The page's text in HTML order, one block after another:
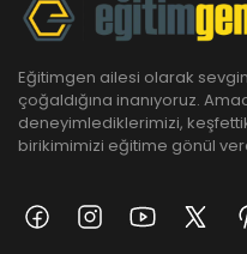
Eğitimgen ailesi olarak
çoğaldığına inanıyoruz.
deneyimlediklerimizi,
birikimimizi eğitime gönül